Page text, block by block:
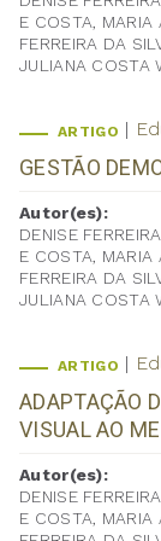
E COSTA, MARIA
FERREIRA DA
JULIANA COSTA
ARTIGO
GESTÃO
Autor(es):
DENISE
E COSTA, MARIA
FERREIRA DA
JULIANA COSTA
ARTIGO
ADAPTAÇÃO
VISUAL AO
Autor(es):
DENISE
E COSTA, MARIA